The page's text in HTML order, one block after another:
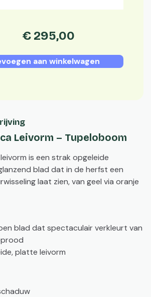
€ 295,00
aan winkelwagen
Leivorm – Tupeloboom
is een strak opgeleide
blad dat in de herfst een
laat zien, van geel via oranje
blad dat spectaculair verkleurt van
platte leivorm